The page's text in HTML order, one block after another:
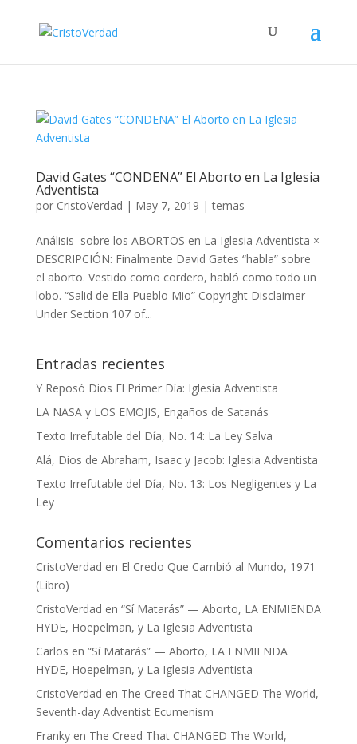
David Gates “CONDENA” El Aborto en La Iglesia
Adventista
por CristoVerdad | May 7, 2019 |temas
Análisis sobre los ABORTOS en La Iglesia Adventista ×
DESCRIPCIÓN: Finalmente David Gates “habla” sobre
el aborto. Vestido como cordero, habló como todo un
lobo. “Salid de Ella Pueblo Mio” Copyright Disclaimer
Under Section 107 of...
Entradas recientes
Y Reposó Dios El Primer Día: Iglesia Adventista
LA NASA y LOS EMOJIS, Engaños de Satanás
Texto Irrefutable del Día, No. 14: La Ley Salva
Alá, Dios de Abraham, Isaac y Jacob: Iglesia Adventista
Texto Irrefutable del Día, No. 13: Los Negligentes y La
Ley
Comentarios recientes
CristoVerdad en El Credo Que Cambió al Mundo, 1971
(Libro)
CristoVerdad en “Sí Matarás” — Aborto, LA ENMIENDA
HYDE, Hoepelman, y La Iglesia Adventista
Carlos en “Sí Matarás” — Aborto, LA ENMIENDA
HYDE, Hoepelman, y La Iglesia Adventista
CristoVerdad en The Creed That CHANGED The World,
Seventh-day Adventist Ecumenism
Frankyen The Creed That CHANGED The World,